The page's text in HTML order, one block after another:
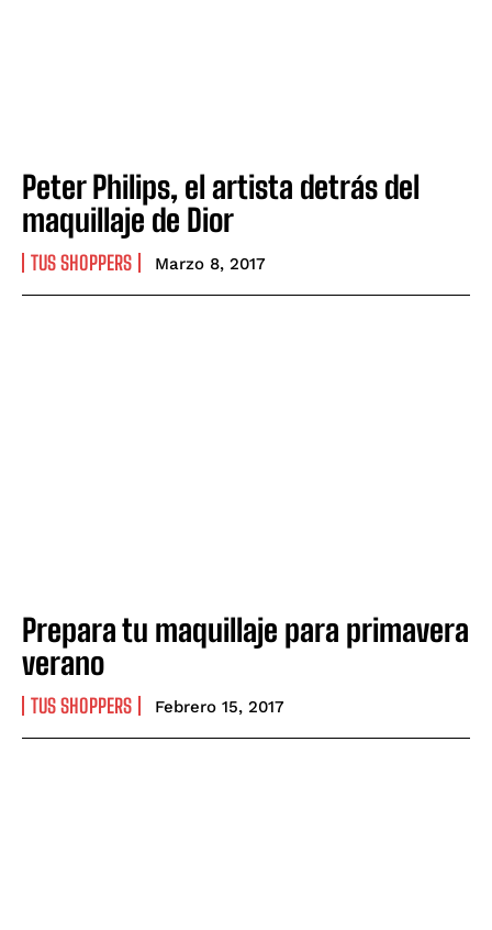
Peter Philips, el artista detrás del
maquillaje de Dior
TUS SHOPPERS Marzo 8, 2017
Prepara tu maquillaje para primavera
verano
TUS SHOPPERS Febrero 15, 2017